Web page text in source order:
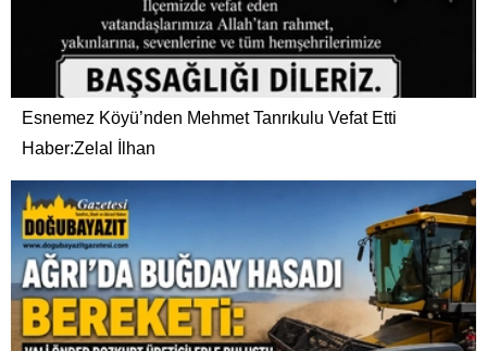
Esnemez Köyü’nden Mehmet Tanrıkulu Vefat Etti
Haber:Zelal İlhan